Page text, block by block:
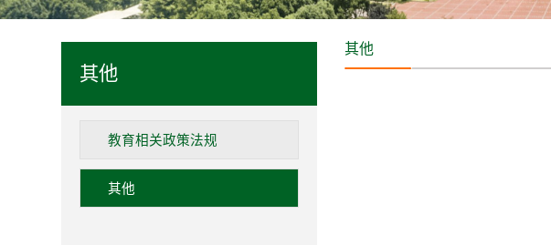
其他
教育相关政策法规
其他
其他